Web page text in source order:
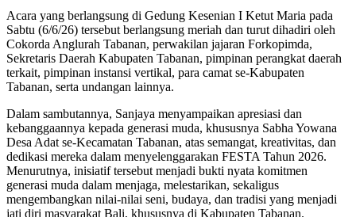
Acara yang berlangsung di Gedung Kesenian I Ketut Maria pada
Sabtu (6/6/26) tersebut berlangsung meriah dan turut dihadiri oleh
Cokorda Anglurah Tabanan, perwakilan jajaran Forkopimda,
Sekretaris Daerah Kabupaten Tabanan, pimpinan perangkat daerah
terkait, pimpinan instansi vertikal, para camat se-Kabupaten
Tabanan, serta undangan lainnya.
Dalam sambutannya, Sanjaya menyampaikan apresiasi dan
kebanggaannya kepada generasi muda, khususnya Sabha Yowana
Desa Adat se-Kecamatan Tabanan, atas semangat, kreativitas, dan
dedikasi mereka dalam menyelenggarakan FESTA Tahun 2026.
Menurutnya, inisiatif tersebut menjadi bukti nyata komitmen
generasi muda dalam menjaga, melestarikan, sekaligus
mengembangkan nilai-nilai seni, budaya, dan tradisi yang menjadi
jati diri masyarakat Bali, khususnya di Kabupaten Tabanan.